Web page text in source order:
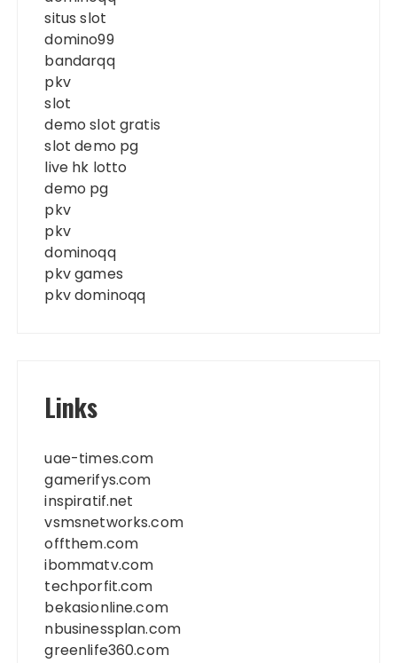
situs slot
domino99
bandarqq
pkv
slot
demo slot gratis
slot demo pg
live hk lotto
demo pg
pkv
pkv
dominoqq
pkv games
pkv dominoqq
Links
uae-times.com
gamerifys.com
inspiratif.net
vsmsnetworks.com
offthem.com
ibommatv.com
techporfit.com
bekasionline.com
nbusinessplan.com
greenlife360.com